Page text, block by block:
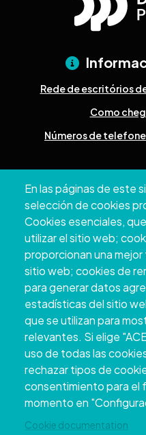
En las páginas de este
selección de cookies
Cookies esenciales,
utilizar el sitio web;
proporcionan una mejor
sitio web; cookies de
para generar datos
estadísticas del sitio
que se utilizan para
relevantes. Si elige
uso de todas las
rechazar tipos de
consentimiento para el
momento en
Cookie documentation
Rede de escritórios
Como
Números de
+34 986 804
Copyright © 2026.
Pontevedra.